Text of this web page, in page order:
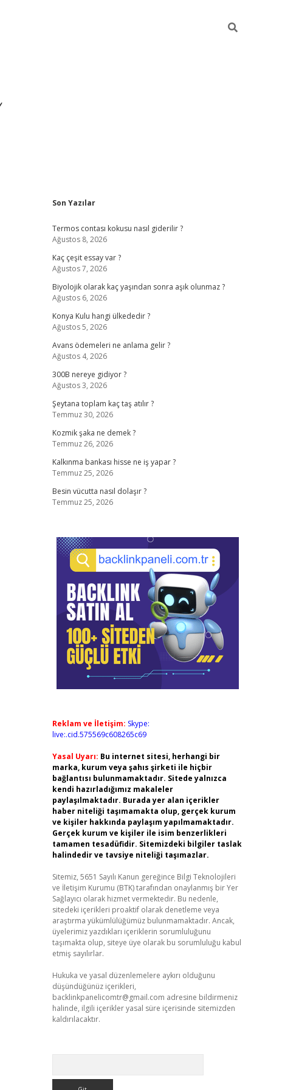
Sidebar
Son Yazılar
Termos contası kokusu nasıl giderilir ?
Ağustos 8, 2026
Kaç çeşit essay var ?
Ağustos 7, 2026
Biyolojik olarak kaç yaşından sonra aşık olunmaz ?
Ağustos 6, 2026
Konya Kulu hangi ülkededir ?
Ağustos 5, 2026
Avans ödemeleri ne anlama gelir ?
Ağustos 4, 2026
300B nereye gidiyor ?
Ağustos 3, 2026
Şeytana toplam kaç taş atılır ?
Temmuz 30, 2026
Kozmik şaka ne demek ?
Temmuz 26, 2026
Kalkınma bankası hisse ne iş yapar ?
Temmuz 25, 2026
Besin vücutta nasıl dolaşır ?
Temmuz 25, 2026
Reklam ve İletişim: Skype:
live:.cid.575569c608265c69
Yasal Uyarı: Bu internet sitesi, herhangi bir
marka, kurum veya şahıs şirketi ile hiçbir
bağlantısı bulunmamaktadır. Sitede yalnızca
kendi hazırladığımız makaleler
paylaşılmaktadır. Burada yer alan içerikler
haber niteliği taşımamakta olup, gerçek kurum
ve kişiler hakkında paylaşım yapılmamaktadır.
Gerçek kurum ve kişiler ile isim benzerlikleri
tamamen tesadüfidir. Sitemizdeki bilgiler taslak
halindedir ve tavsiye niteliği taşımazlar.
Sitemiz, 5651 Sayılı Kanun gereğince Bilgi Teknolojileri
ve İletişim Kurumu (BTK) tarafından onaylanmış bir Yer
Sağlayıcı olarak hizmet vermektedir. Bu nedenle,
sitedeki içerikleri proaktif olarak denetleme veya
araştırma yükümlülüğümüz bulunmamaktadır. Ancak,
üyelerimiz yazdıkları içeriklerin sorumluluğunu
taşımakta olup, siteye üye olarak bu sorumluluğu kabul
etmiş sayılırlar.
Hukuka ve yasal düzenlemelere aykırı olduğunu
düşündüğünüz içerikleri,
backlinkpanelicomtr@gmail.com adresine bildirmeniz
halinde, ilgili içerikler yasal süre içerisinde sitemizden
kaldırılacaktır.